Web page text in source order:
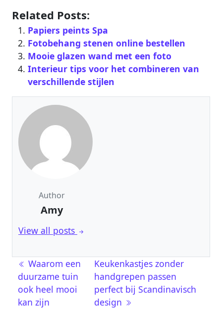
Related Posts:
Papiers peints Spa
Fotobehang stenen online bestellen
Mooie glazen wand met een foto
Interieur tips voor het combineren van
verschillende stijlen
Author
Amy
View all posts
Post navigation
Waarom een
duurzame tuin
ook heel mooi
kan zijn
Keukenkastjes zonder
handgrepen passen
perfect bij Scandinavisch
design